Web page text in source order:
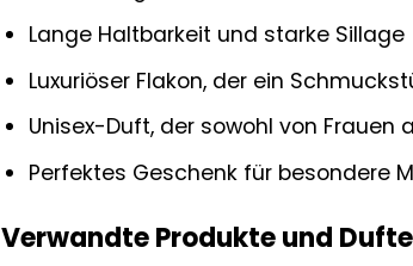
Lange Haltbarkeit und starke Sillage
Luxuriöser Flakon, der ein
Unisex-Duft, der sowohl von
Perfektes Geschenk für besondere
Verwandte Produkte und